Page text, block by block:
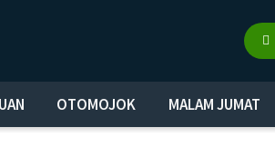
OTOMOJOK MALAM JUMAT